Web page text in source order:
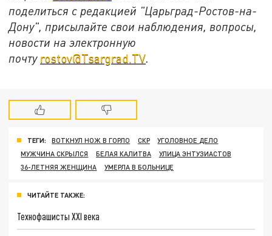
поделиться с редакцией "Царьград-Ростов-на-
Дону", присылайте свои наблюдения, вопросы,
новости на электронную
почту rostov@Tsargrad.ТV.
ТЕГИ: ВОТКНУЛ НОЖ В ГОРЛО СКР
УГОЛОВНОЕ ДЕЛО
МУЖЧИНА СКРЫЛСЯ
БЕЛАЯ КАЛИТВА
УЛИЦА ЭНТУЗИАСТОВ
36-ЛЕТНЯЯ ЖЕНЩИНА
УМЕРЛА В БОЛЬНИЦЕ
ЧИТАЙТЕ ТАКЖЕ:
Технофашисты XXI века